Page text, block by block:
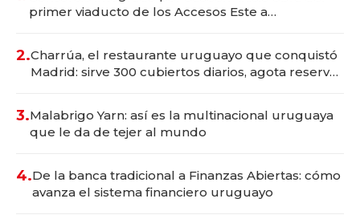
primer viaducto de los Accesos Este a
2.Charrúa, el restaurante uruguayo que conquistó
Madrid: sirve 300 cubiertos diarios, agota reservas
3.Malabrigo Yarn: así es la multinacional uruguaya
que le da de tejer al mundo
4.De la banca tradicional a Finanzas Abiertas: cómo
avanza el sistema financiero uruguayo